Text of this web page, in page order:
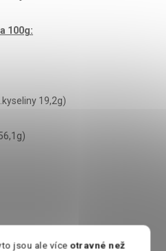
jsou ale více otravné než
100g:
19,2g)